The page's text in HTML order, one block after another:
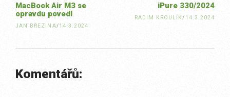
iPure 330/2024
RADIM KROULÍK/ 14.3.2024
MacBook Air M3 se
opravdu povedl
JAN BŘEZINA/14.3.2024
Komentářů: